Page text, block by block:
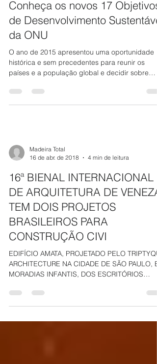
ONU Brasil
2 de mai. de 2018
2 min de leitura
de Desenvolvimento Sustentável
da ONU
O ano de 2015 apresentou uma oportunidade
Madeira Total
16 de abr. de 2018
4 min de leitura
16ª BIENAL INTERNACIONAL
DE ARQUITETURA DE VENEZA
TEM DOIS PROJETOS
BRASILEIROS PARA
CONSTRUÇÃO CIVI
EDIFÍCIO AMATA, PROJETADO PELO
ROSEMBAUM E ALEPH...